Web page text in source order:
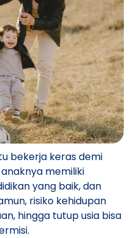
bekerja keras demi
memiliki
yang baik, dan
risiko kehidupan
hingga tutup usia bisa